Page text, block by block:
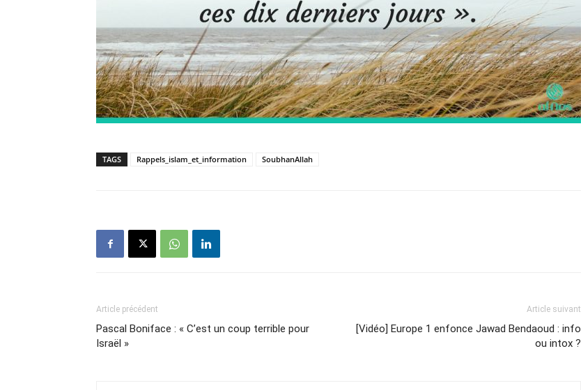
TAGS Rappels_islam_et_information SoubhanAllah
Article précédent
Pascal Boniface : « C’est un coup terrible pour
Israël »
Article suivant
[Vidéo] Europe 1 enfonce Jawad Bendaoud : info
ou intox ?